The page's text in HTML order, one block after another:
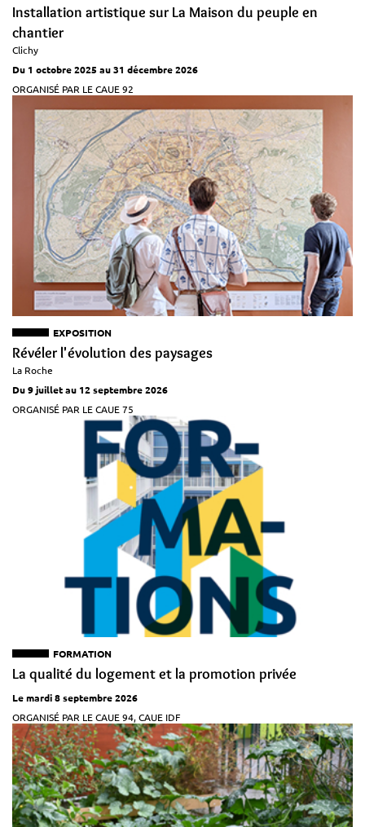
Installation artistique sur La Maison du peuple en
chantier
Clichy
Du 1 octobre 2025 au 31 décembre 2026
ORGANISÉ PAR LE CAUE 92
EXPOSITION
Révéler l'évolution des paysages
La Roche
Du 9 juillet au 12 septembre 2026
ORGANISÉ PAR LE CAUE 75
FORMATION
La qualité du logement et la promotion privée
Le mardi 8 septembre 2026
ORGANISÉ PAR LE CAUE 94, CAUE IDF